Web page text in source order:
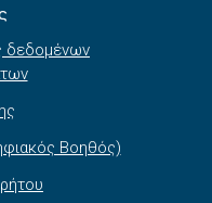
δεδομένων
Βοηθός)